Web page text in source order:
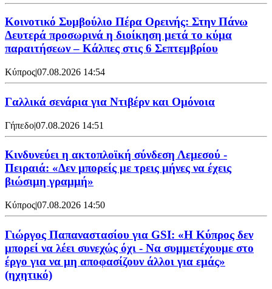
Κοινοτικό Συμβούλιο Πέρα Ορεινής: Στην Πάνω
Δευτερά προσωρινά η διοίκηση μετά το κύμα
παραιτήσεων – Κάλπες στις 6 Σεπτεμβρίου
Κύπρος|07.08.2026 14:54
Γαλλικά σενάρια για Ντιβέρν και Ομόνοια
Γήπεδο|07.08.2026 14:51
Κινδυνεύει η ακτοπλοϊκή σύνδεση Λεμεσού -
Πειραιά: «Δεν μπορείς με τρεις μήνες να έχεις
βιώσιμη γραμμή»
Κύπρος|07.08.2026 14:50
Γιώργος Παπαναστασίου για GSI: «Η Κύπρος δεν
μπορεί να λέει συνεχώς όχι - Να συμμετέχουμε στο
έργο για να μη αποφασίζουν άλλοι για εμάς»
(ηχητικό)